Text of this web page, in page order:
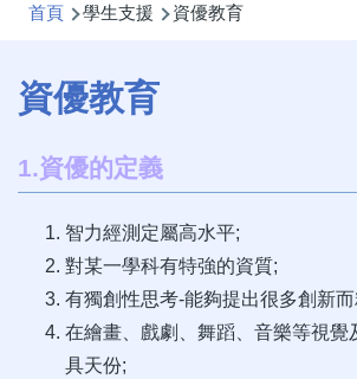
連
結
首頁 學生支援 資優教育
資優教育
1.資優的定義
智力經測定屬高水平;
對某一學科有特強的資質;
有獨創性思考-能夠提出很多創新
在繪畫、戲劇、舞蹈、音樂等視覺
具天份;